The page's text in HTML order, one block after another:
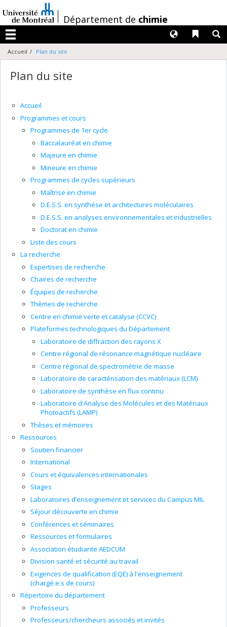
au
contenu
/Département de chimie
Menu
Liens
Langues
Accueil Plan du site
Plan du site
Accueil
Programmes et cours
Programmes de 1er cycle
Baccalauréat en chimie
Majeure en chimie
Mineure en chimie
Programmes de cycles supérieurs
Maîtrise en chimie
D.E.S.S. en synthèse et architectures moléculaires
D.E.S.S. en analyses environnementales et industrielles
Doctorat en chimie
Liste des cours
La recherche
Expertises de recherche
Chaires de recherche
Équipes de recherche
Thèmes de recherche
Centre en chimie verte et catalyse (CCVC)
Plateformes technologiques du Département
Laboratoire de diffraction des rayons X
Centre régional de résonance magnétique nucléaire
Centre régional de spectrométrie de masse
Laboratoire de caractérisation des matériaux (LCM)
Laboratoire de synthèse en flux continu
Laboratoire d'Analyse des Molécules et des Matériaux
Photoactifs (LAMP)
Thèses et mémoires
Ressources
Soutien financier
International
Cours et équivalences internationales
Stages
Laboratoires d’enseignement et services du Campus MIL
Séjour découverte en chimie
Conférences et séminaires
Ressources et formulaires
Association étudiante AEDCUM
Division santé et sécurité au travail
Exigences de qualification (EQE) à l'enseignement
(chargé.e.s de cours)
Répertoire du département
Professeurs
Professeurs/chercheurs associés et invités